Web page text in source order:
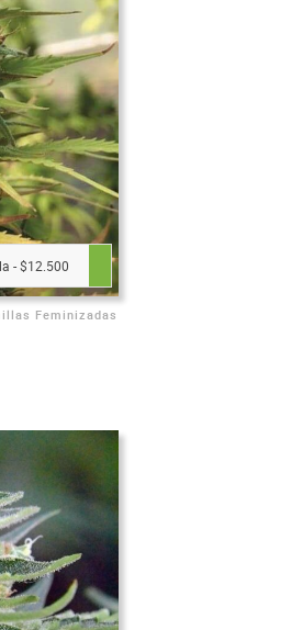
- $12.500
Feminizadas